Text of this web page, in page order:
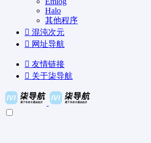
Halo
其他程序
混沌次元
网址导航
友情链接
关于柒导航